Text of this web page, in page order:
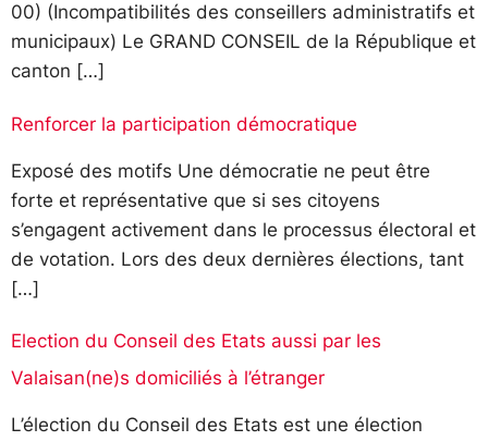
00) (Incompatibilités des conseillers administratifs et
municipaux) Le GRAND CONSEIL de la République et
canton […]
Renforcer la participation démocratique
Exposé des motifs Une démocratie ne peut être
forte et représentative que si ses citoyens
s’engagent activement dans le processus électoral et
de votation. Lors des deux dernières élections, tant
[…]
Election du Conseil des Etats aussi par les
Valaisan(ne)s domiciliés à l’étranger
L’élection du Conseil des Etats est une élection